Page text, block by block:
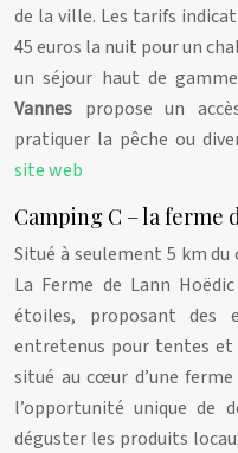
de la ville. Les tarifs
45 euros la nuit pour un
un séjour haut de
Vannes propose un
pratiquer la pêche ou
site web
Camping C – la ferme
Situé à seulement 5 km
La Ferme de Lann
étoiles, proposant des
entretenus pour tentes et
situé au cœur d’une
l’opportunité unique de
déguster les produits